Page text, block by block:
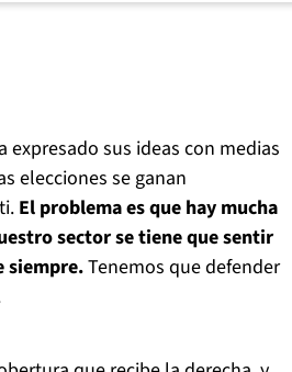
expresado sus ideas con medias
elecciones se ganan
El problema es que hay mucha
sector se tiene que sentir
siempre.Tenemos que defender